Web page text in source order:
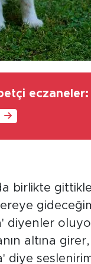
birlikte
diyenler
altına
diye